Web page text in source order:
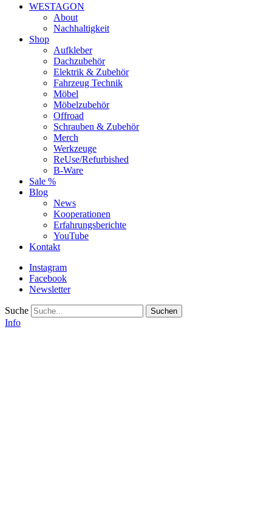
WESTAGON
About
Nachhaltigkeit
Shop
Aufkleber
Dachzubehör
Elektrik & Zubehör
Fahrzeug Technik
Möbel
Möbelzubehör
Offroad
Schrauben & Zubehör
Merch
Werkzeuge
ReUse/Refurbished
B-Ware
Sale %
Blog
News
Kooperationen
Erfahrungsberichte
YouTube
Kontakt
Instagram
Facebook
Newsletter
Suche
Info